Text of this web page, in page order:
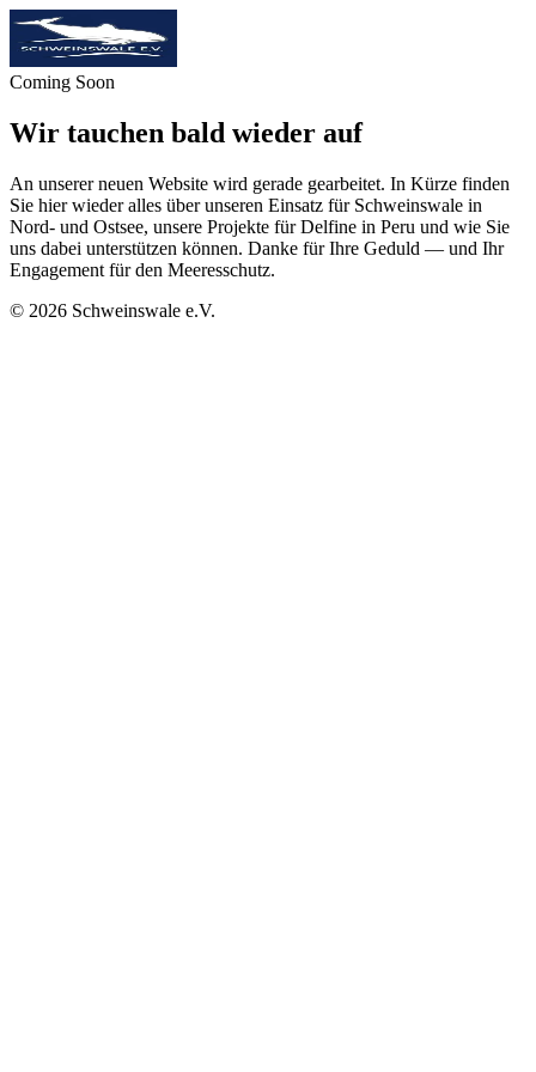
Coming Soon
Wir tauchen bald wieder auf
An unserer neuen Website wird gerade gearbeitet. In Kürze finden
Sie hier wieder alles über unseren Einsatz für Schweinswale in
Nord- und Ostsee, unsere Projekte für Delfine in Peru und wie Sie
uns dabei unterstützen können. Danke für Ihre Geduld — und Ihr
Engagement für den Meeresschutz.
© 2026 Schweinswale e.V.